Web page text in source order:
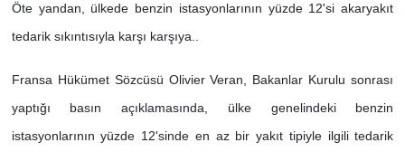
Öte yandan, ülkede benzin istasyonlarının yüzde 12'si akaryakıt
tedarik sıkıntısıyla karşı karşıya..
Fransa Hükümet Sözcüsü Olivier Veran, Bakanlar Kurulu sonrası
yaptığı basın açıklamasında, ülke genelindeki benzin
istasyonlarının yüzde 12'sinde en az bir yakıt tipiyle ilgili tedarik